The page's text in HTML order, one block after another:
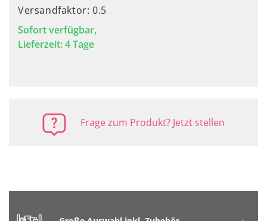
Versandfaktor: 0.5
Sofort verfügbar,
Lieferzeit: 4 Tage
Frage zum Produkt? Jetzt stellen